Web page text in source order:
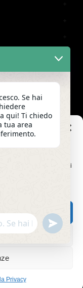
come i cookie per
Il consenso a
il comportamento di
o ritirare il
e funzioni.
Privacy
Se hai
qui! Ti chiedo
tua area